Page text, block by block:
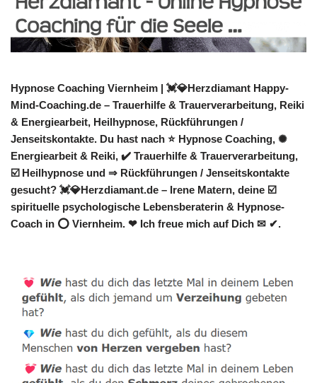
Hypnose Coaching Viernheim | 💓️💎Herzdiamant Happy-
Mind-Coaching.de – Trauerhilfe & Trauerverarbeitung, Reiki
& Energiearbeit, Heilhypnose, Rückführungen /
Jenseitskontakte. Du hast nach ⭐ Hypnose Coaching, ✺
Energiearbeit & Reiki, ✔️ Trauerhilfe & Trauerverarbeitung,
☑️ Heilhypnose und ⇒ Rückführungen / Jenseitskontakte
gesucht? 💓️💎Herzdiamant.de – Irene Matern, deine ☑️
spirituelle psychologische Lebensberaterin & Hypnose-
Coach in ⭕ Viernheim. ❤ Ich freue mich auf Dich ✉ ✔.